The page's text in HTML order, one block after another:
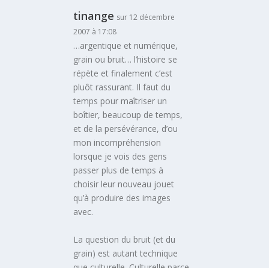
tinange sur 12 décembre
2007 à 17:08
…argentique et numérique,
grain ou bruit… l’histoire se
répète et finalement c’est
pluôt rassurant. Il faut du
temps pour maîtriser un
boîtier, beaucoup de temps,
et de la persévérance, d’ou
mon incompréhension
lorsque je vois des gens
passer plus de temps à
choisir leur nouveau jouet
qu’à produire des images
avec.
La question du bruit (et du
grain) est autant technique